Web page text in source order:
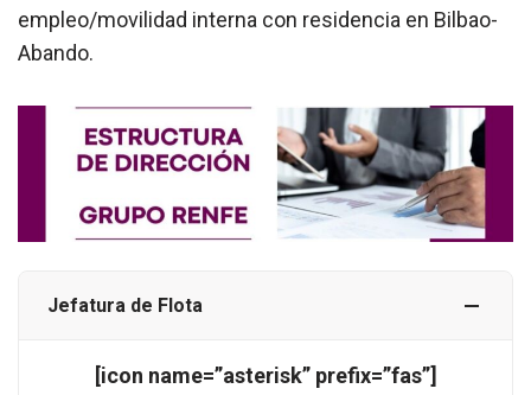
empleo/movilidad interna con residencia en Bilbao-
Abando.
Jefatura de Flota
[icon name=”asterisk” prefix=”fas”]